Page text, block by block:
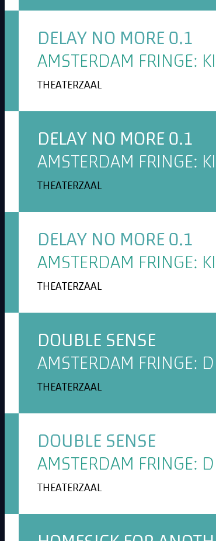
DELAY NO MORE 0.1
AMSTERDAM FRINGE:
THEATERZAAL
DELAY NO MORE 0.1
AMSTERDAM FRINGE:
THEATERZAAL
DELAY NO MORE 0.1
AMSTERDAM FRINGE:
THEATERZAAL
DOUBLE SENSE
AMSTERDAM FRINGE:
THEATERZAAL
DOUBLE SENSE
AMSTERDAM FRINGE:
THEATERZAAL